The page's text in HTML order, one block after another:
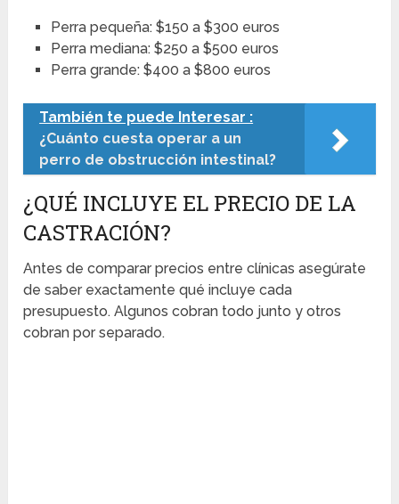
Perra pequeña: $150 a $300 euros
Perra mediana: $250 a $500 euros
Perra grande: $400 a $800 euros
También te puede Interesar :
¿Cuánto cuesta operar a un
perro de obstrucción intestinal?
¿QUÉ INCLUYE EL PRECIO DE LA
CASTRACIÓN?
Antes de comparar precios entre clínicas asegúrate
de saber exactamente qué incluye cada
presupuesto. Algunos cobran todo junto y otros
cobran por separado.